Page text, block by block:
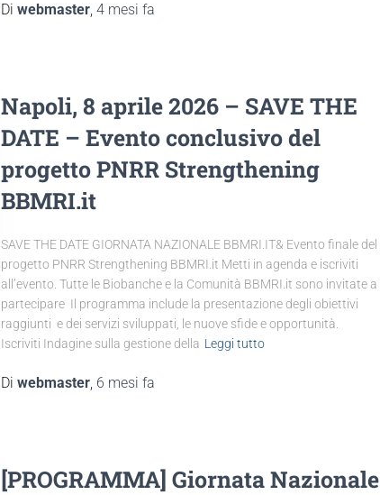
Di webmaster, 4 mesi fa
Napoli, 8 aprile 2026 – SAVE THE
DATE – Evento conclusivo del
progetto PNRR Strengthening
BBMRI.it
SAVE THE DATE GIORNATA NAZIONALE BBMRI.IT& Evento finale del
progetto PNRR Strengthening BBMRI.it Metti in agenda e iscriviti
all’evento. Tutte le Biobanche e la Comunità BBMRI.it sono invitate a
partecipare Il programma include la presentazione degli obiettivi
raggiunti e dei servizi sviluppati, le nuove sfide e opportunità.
Iscriviti Indagine sulla gestione della Leggi tutto
Di webmaster, 6 mesi fa
[PROGRAMMA] Giornata Nazionale